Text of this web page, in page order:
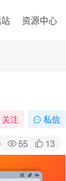
资源中心
关注 私信
55 13